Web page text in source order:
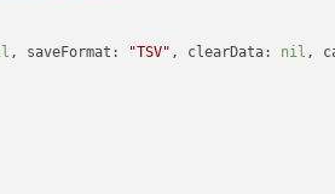
, saveFormat: "TSV" , clearData: nil ,